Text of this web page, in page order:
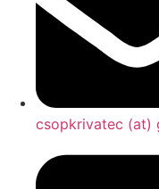
csopkrivatec (at)